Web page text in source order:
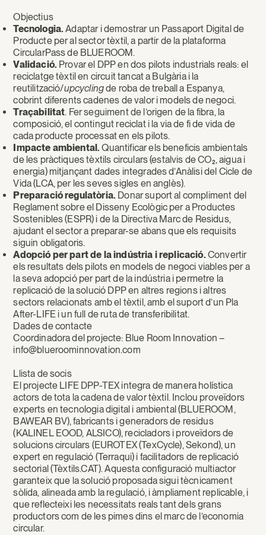
Objectius
Tecnologia. Adaptar i demostrar un Passaport Digital de
Producte per al sector tèxtil, a partir de la plataforma
CircularPass de BLUEROOM.
Validació. Provar el DPP en dos pilots industrials reals: el
reciclatge tèxtil en circuit tancat a Bulgària i la
reutilització/upcyclingde roba de treball a Espanya,
cobrint diferents cadenes de valor i models de negoci.
Traçabilitat. Fer seguiment de l’origen de la fibra, la
composició, el contingut reciclat i la via de fi de vida de
cada producte processat en els pilots.
Impacte ambiental. Quantificar els beneficis ambientals
de les pràctiques tèxtils circulars (estalvis de CO₂, aigua i
energia) mitjançant dades integrades d’Anàlisi del Cicle de
Vida (LCA, per les seves sigles en anglès).
Preparació regulatòria. Donar suport al compliment del
Reglament sobre el Disseny Ecològic per a Productes
Sostenibles (ESPR) i de la Directiva Marc de Residus,
ajudant el sector a preparar-se abans que els requisits
siguin obligatoris.
Adopció per part de la indústria i replicació. Convertir
els resultats dels pilots en models de negoci viables per a
la seva adopció per part de la indústria i permetre la
replicació de la solució DPP en altres regions i altres
sectors relacionats amb el tèxtil, amb el suport d’un Pla
After-LIFE i un full de ruta de transferibilitat.
Dades de contacte
Coordinadora del projecte: Blue Room Innovation –
info@blueroominnovation.com
Llista de socis
El projecte LIFE DPP-TEX integra de manera holística
actors de tota la cadena de valor tèxtil. Inclou proveïdors
experts en tecnologia digital i ambiental (BLUEROOM,
BAWEAR BV), fabricants i generadors de residus
(KALINEL EOOD, ALSICO), recicladors i proveïdors de
solucions circulars (EUROTEX (TexCycle), Sekond), un
expert en regulació (Terraqui) i facilitadors de replicació
sectorial (Tèxtils.CAT). Aquesta configuració multiactor
garanteix que la solució proposada sigui tècnicament
sòlida, alineada amb la regulació, i àmpliament replicable, i
que reflecteixi les necessitats reals tant dels grans
productors com de les pimes dins el marc de l’economia
circular.